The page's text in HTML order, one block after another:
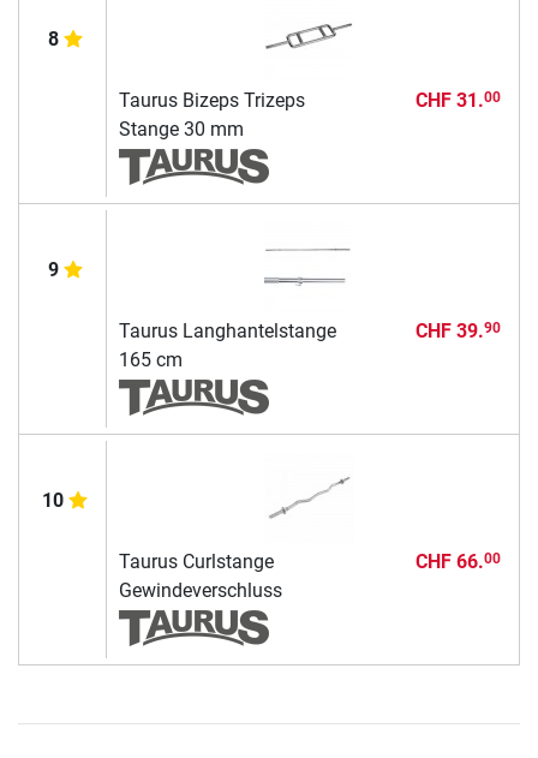
8
Taurus Bizeps Trizeps
Stange 30 mm
CHF 31.00
9
Taurus Langhantelstange
165 cm
CHF 39.90
10
Taurus Curlstange
Gewindeverschluss
CHF 66.00